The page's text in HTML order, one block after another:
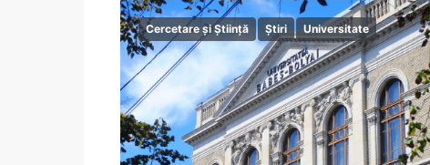
Cercetare și Știință Știri Universitate